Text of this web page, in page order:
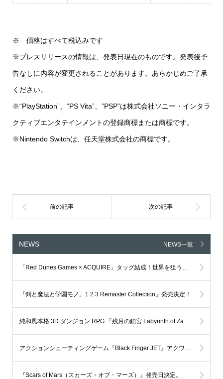
※ 価格はすべて税込みです
※プレスリリースの情報は、発表日現在のものです。発表後予
告なしに内容が変更されることがあります。あらかじめご了承
ください。
※“PlayStation”、“PS Vita”、”PSP”は株式会社ソニー・インタラ
クティブエンタテインメントの登録商標または商標です。
※Nintendo Switchは、任天堂株式会社の商標です。
NEWS NEWS一覧
『剣と魔法と学園モノ。1 2 3 Remaster Collection』発売決定！
『Scars of Mars（スカーズ・オブ・マーズ）』発売日決定。